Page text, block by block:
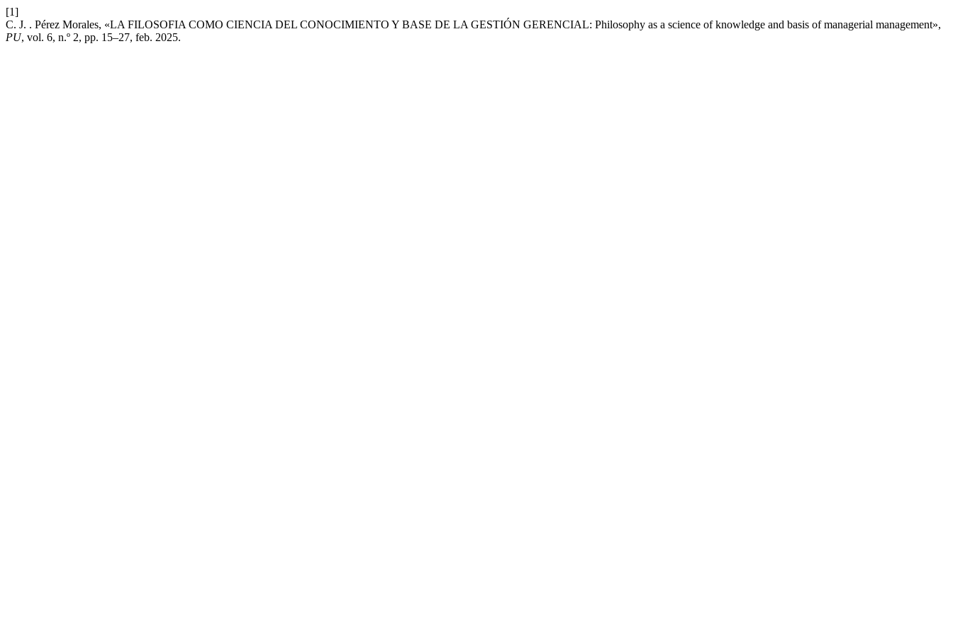
[1]
C. J. . Pérez Morales, «LA FILOSOFIA COMO CIENCIA DEL CONOCIMIENTO Y BASE DE LA GESTIÓN GERENCIAL: Philosophy as a science of knowledge and basis of managerial management»,
PU, vol. 6, n.º 2, pp. 15–27, feb. 2025.